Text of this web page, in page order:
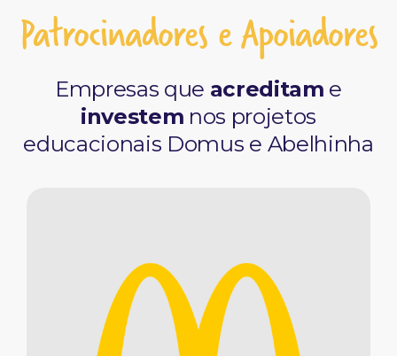
Patrocinadores e Apoiadores
Empresas que acreditam e
investem nos projetos
educacionais Domus e Abelhinha